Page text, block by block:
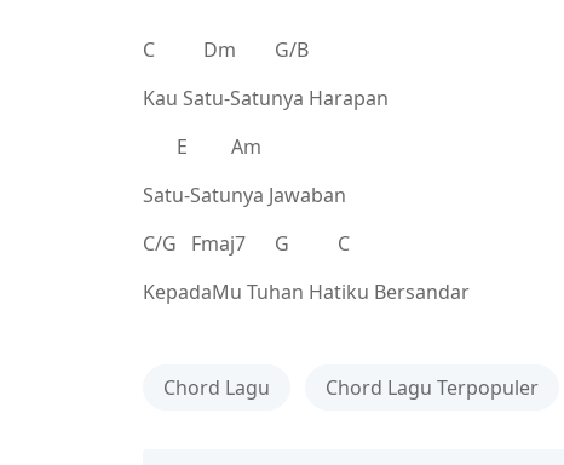
C Dm G/B
Kau Satu-Satunya Harapan
E Am
Satu-Satunya Jawaban
C/G Fmaj7 G C
KepadaMu Tuhan Hatiku Bersandar
Chord Lagu Chord Lagu Terpopuler